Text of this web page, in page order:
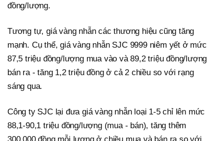
đồng/lượng.
Tương tự, giá vàng nhẫn các thương hiệu cũng tăng
mạnh. Cụ thể, giá vàng nhẫn SJC 9999 niêm yết ở mức
87,5 triệu đồng/lượng mua vào và 89,2 triệu đồng/lượng
bán ra - tăng 1,2 triệu đồng ở cả 2 chiều so với rạng
sáng qua.
Công ty SJC lại đưa giá vàng nhẫn loại 1-5 chỉ lên mức
88,1-90,1 triệu đồng/lượng (mua - bán), tăng thêm
300.000 đồng mỗi lượng ở chiều mua và bán ra so với